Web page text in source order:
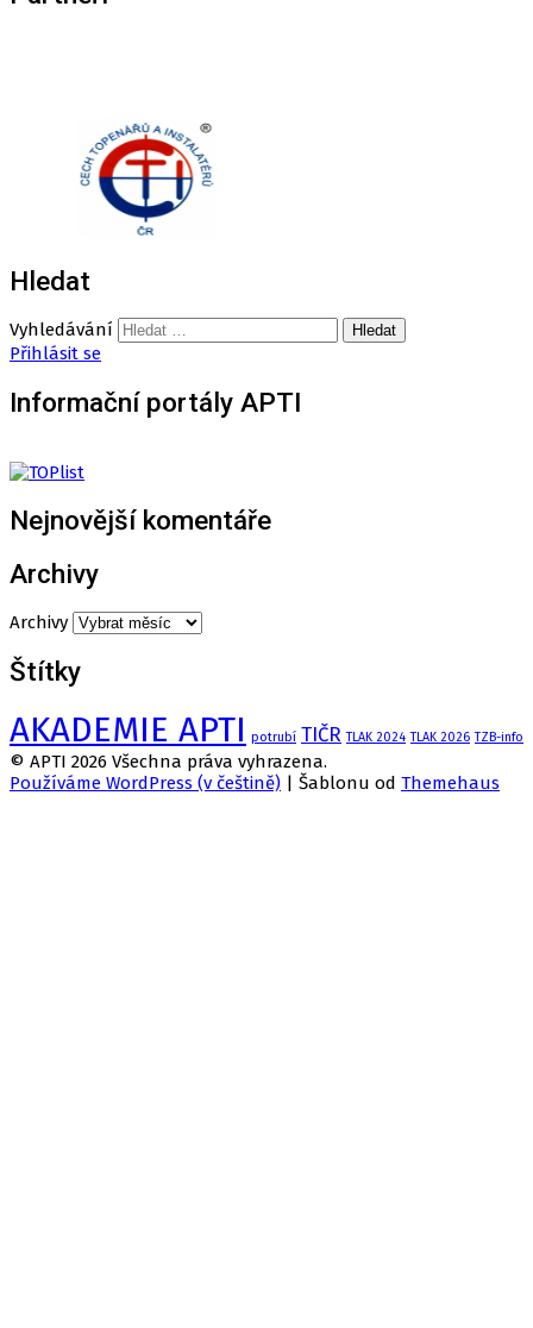
Hledat
Vyhledávání
Přihlásit se
Informační portály APTI
Nejnovější komentáře
Archivy
Archivy
Štítky
AKADEMIE APTI potrubí TIČR TLAK 2024 TLAK 2026 TZB-info
© APTI 2026 Všechna práva vyhrazena.
Používáme WordPress (v češtině) | Šablonu od Themehaus